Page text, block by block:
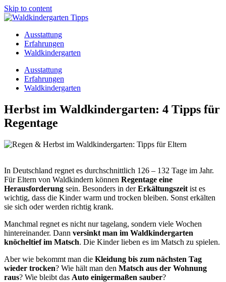
Skip to content
Ausstattung
Erfahrungen
Waldkindergarten
Ausstattung
Erfahrungen
Waldkindergarten
Herbst im Waldkindergarten: 4 Tipps für
Regentage
In Deutschland regnet es durchschnittlich 126 – 132 Tage im Jahr.
Für Eltern von Waldkindern können Regentage eine
Herausforderung sein. Besonders in derErkältungszeit ist es
wichtig, dass die Kinder warm und trocken bleiben. Sonst erkälten
sie sich oder werden richtig krank.
Manchmal regnet es nicht nur tagelang, sondern viele Wochen
hintereinander. Dann versinkt man im Waldkindergarten
knöcheltief im Matsch. Die Kinder lieben es im Matsch zu spielen.
Aber wie bekommt man die Kleidung bis zum nächsten Tag
wieder trocken? Wie hält man den Matsch aus der Wohnung
raus? Wie bleibt das Auto einigermaßen sauber?